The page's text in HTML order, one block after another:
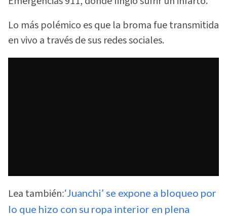
Lo más polémico es que la broma fue transmitida
en vivo a través de sus redes sociales.
Lea también:‘Juanchi’ se expone a bloqueo por
lo que hizo con su ropa interior en plena